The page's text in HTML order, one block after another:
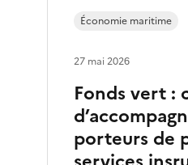
Fonds vert :
porteurs de
Économie maritime
27 mai 2026